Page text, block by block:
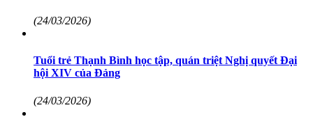
(24/03/2026)
Tuổi trẻ Thạnh Bình học tập, quán triệt Nghị quyết Đại
hội XIV của Đảng
(24/03/2026)